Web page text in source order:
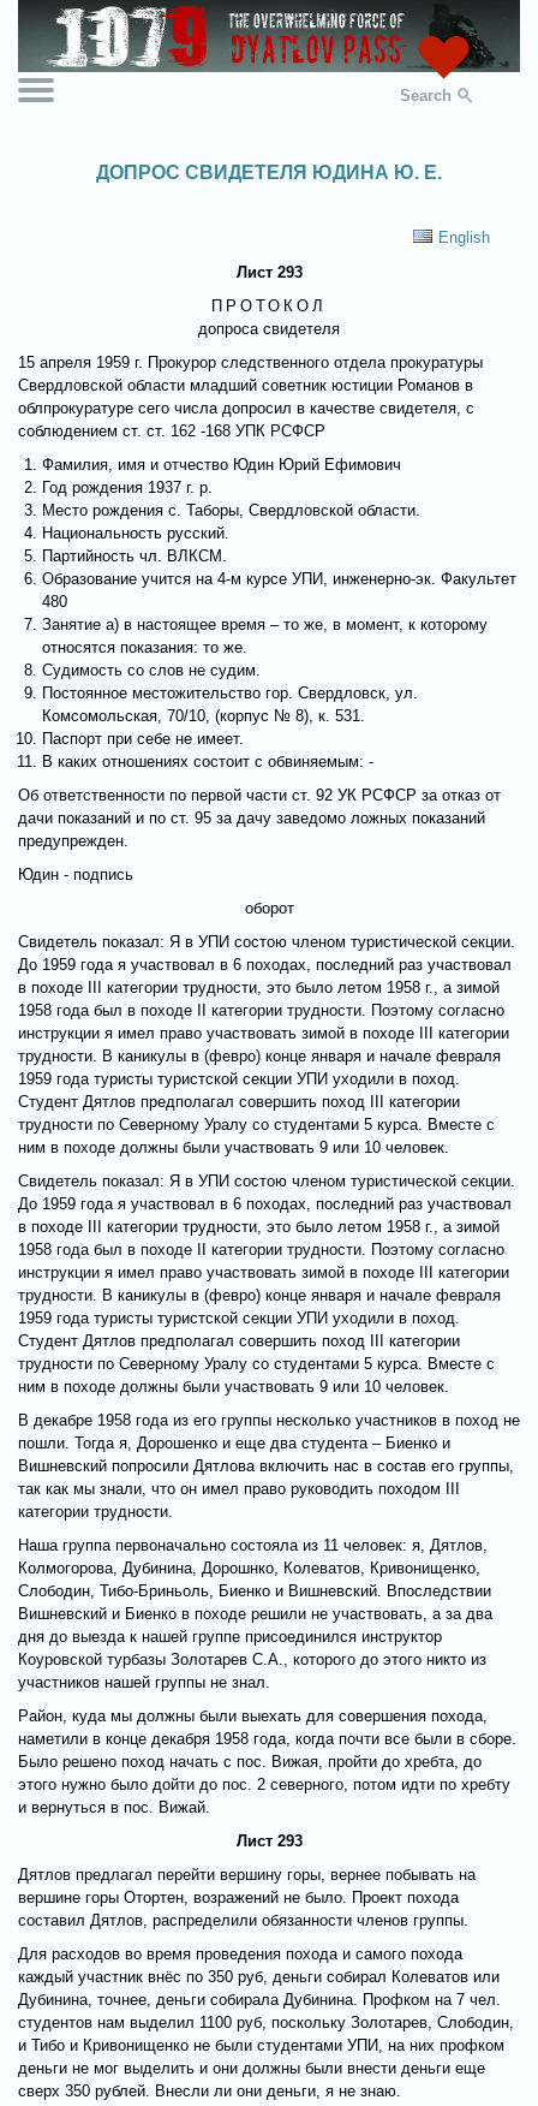
Search
ДОПРОС СВИДЕТЕЛЯ ЮДИНА Ю. Е.
English
Лист 293
ПРОТОКОЛ
допроса свидетеля
15 апреля 1959 г. Прокурор следственного отдела прокуратуры
Свердловской области младший советник юстиции Романов в
облпрокуратуре сего числа допросил в качестве свидетеля, с
соблюдением ст. ст. 162 -168 УПК РСФСР
Фамилия, имя и отчествo Юдин Юрий Ефимович
Год рождения 1937 г. р.
Место рождения с. Таборы, Свердловской области.
Национальность русский.
Партийность чл. ВЛКСМ.
Образование учится на 4-м курсе УПИ, инженерно-эк. Факультет
480
Занятие а) в настоящее время – то же, в момент, к которому
относятся показания: то же.
Судимость со слов не судим.
Постоянное местожительство гор. Свердловск, ул.
Комсомольская, 70/10, (корпус № 8), к. 531.
Паспорт при себе не имеет.
В каких отношениях состоит с обвиняемым: -
Об ответственности по первой части ст. 92 УК РСФСР за отказ от
дачи показаний и по ст. 95 за дачу заведомо ложных показаний
предупрежден.
Юдин - подпись
оборот
Свидетель показал: Я в УПИ состою членом туристической секции.
До 1959 года я участвовал в 6 походах, последний раз участвовал
в походе III категории трудности, это было летом 1958 г., а зимой
1958 года был в походе II категории трудности. Поэтому согласно
инструкции я имел право участвовать зимой в походе III категории
трудности. В каникулы в (февро) конце января и начале февраля
1959 года туристы туристской секции УПИ уходили в поход.
Студент Дятлов предполагал совершить поход III категории
трудности по Северному Уралу со студентами 5 курса. Вместе с
ним в походе должны были участвовать 9 или 10 человек.
Свидетель показал: Я в УПИ состою членом туристической секции.
До 1959 года я участвовал в 6 походах, последний раз участвовал
в походе III категории трудности, это было летом 1958 г., а зимой
1958 года был в походе II категории трудности. Поэтому согласно
инструкции я имел право участвовать зимой в походе III категории
трудности. В каникулы в (февро) конце января и начале февраля
1959 года туристы туристской секции УПИ уходили в поход.
Студент Дятлов предполагал совершить поход III категории
трудности по Северному Уралу со студентами 5 курса. Вместе с
ним в походе должны были участвовать 9 или 10 человек.
В декабре 1958 года из его группы несколько участников в поход не
пошли. Тогда я, Дорошенко и еще два студента – Биенко и
Вишневский попросили Дятлова включить нас в состав его группы,
так как мы знали, что он имел право руководить походом III
категории трудности.
Наша группа первоначально состояла из 11 человек: я, Дятлов,
Колмогорова, Дубинина, Дорошнко, Колеватов, Кривонищенко,
Слободин, Тибо-Бриньоль, Биенко и Вишневский. Впоследствии
Вишневский и Биенко в походе решили не участвовать, а за два
дня до выезда к нашей группе присоединился инструктор
Коуровской турбазы Золотарев С.А., которого до этого никто из
участников нашей группы не знал.
Район, куда мы должны были выехать для совершения похода,
наметили в конце декабря 1958 года, когда почти все были в сборе.
Было решено поход начать с пос. Вижая, пройти до хребта, до
этого нужно было дойти до пос. 2 северного, потом идти по хребту
и вернуться в пос. Вижай.
Лист 293
Дятлов предлагал перейти вершину горы, вернее побывать на
вершине горы Отортен, возражений не было. Проект похода
составил Дятлов, распределили обязанности членов группы.
Для расходов во время проведения похода и самого похода
каждый участник внёс по 350 руб, деньги собирал Колеватов или
Дубинина, точнее, деньги собирала Дубинина. Профком на 7 чел.
студентов нам выделил 1100 руб, поскольку Золотарев, Слободин,
и Тибо и Кривонищенко не были студентами УПИ, на них профком
деньги не мог выделить и они должны были внести деньги еще
сверх 350 рублей. Внесли ли они деньги, я не знаю.